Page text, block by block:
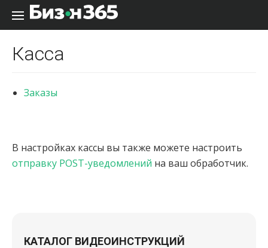
Перейти к содержанию
Касса
Заказы
В настройках кассы вы также можете настроить
отправку POST-уведомлений на ваш обработчик.
КАТАЛОГ ВИДЕОИНСТРУКЦИЙ